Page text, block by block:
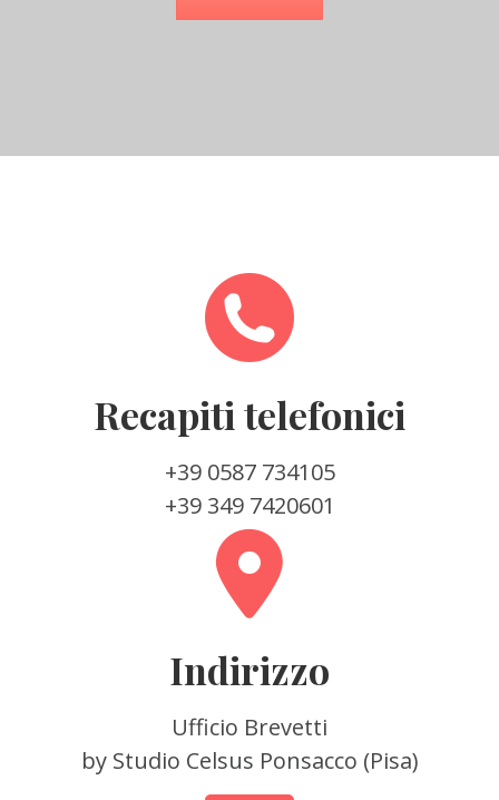
Recapiti telefonici
+39 0587 734105
+39 349 7420601
Indirizzo
Ufficio Brevetti
by Studio Celsus Ponsacco (Pisa)